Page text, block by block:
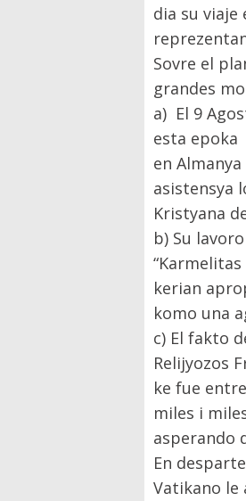
dia su
Sovre el
grandes
a) El 9
esta epoka
en
asistensya
Kristyana
b) Su
kerian
komo una
c) El fakto
Relijyozos
ke fue
miles i
asperando
En
Vatikano le